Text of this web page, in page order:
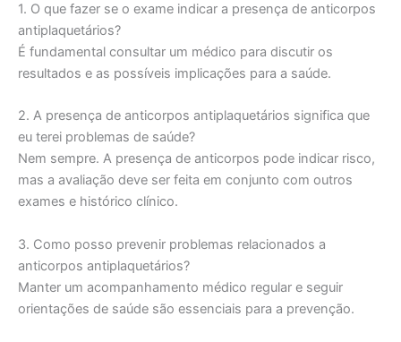
1. O que fazer se o exame indicar a presença de anticorpos
antiplaquetários?
É fundamental consultar um médico para discutir os
resultados e as possíveis implicações para a saúde.
2. A presença de anticorpos antiplaquetários significa que
eu terei problemas de saúde?
Nem sempre. A presença de anticorpos pode indicar risco,
mas a avaliação deve ser feita em conjunto com outros
exames e histórico clínico.
3. Como posso prevenir problemas relacionados a
anticorpos antiplaquetários?
Manter um acompanhamento médico regular e seguir
orientações de saúde são essenciais para a prevenção.